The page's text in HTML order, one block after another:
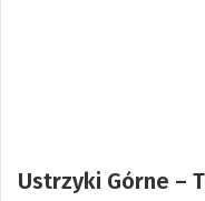
Ustrzyki Górne –